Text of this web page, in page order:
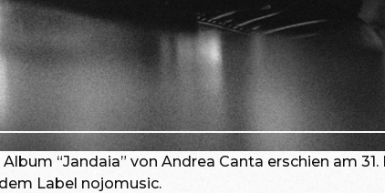
Album “Jandaia” von Andrea Canta erschien am 31.
Label nojomusic.